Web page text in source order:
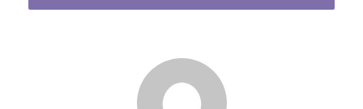
descendió del vehículo, para huir hacia la
, en cuya puerta de acceso de cristal
se impactó al no abrirse ésta.